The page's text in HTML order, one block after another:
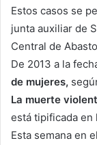
Estos casos se
junta auxiliar de
Central de
De 2013 a la
de mujeres,
La muerte
está tipificada en
Esta semana en